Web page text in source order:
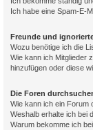
Ich habe eine Spam-E-
Freunde und
Wozu benötige ich die
Wie kann ich Mitglieder
hinzufügen oder diese
Die Foren
Wie kann ich ein Forum
Weshalb erhalte ich bei
Warum bekomme ich